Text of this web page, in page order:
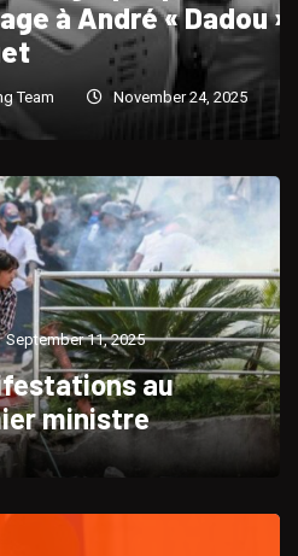
« Dadou »
November 24, 2025 764
September 11, 2025
au
ministre